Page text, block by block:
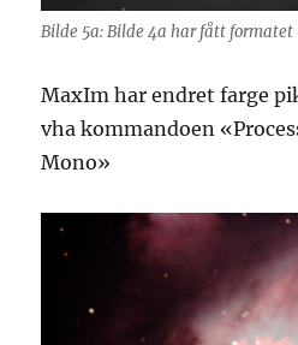
Bilde 5a: Bilde 4a har fått formatet
MaxIm har endret farge
vha kommandoen
Mono»